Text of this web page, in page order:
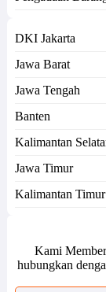
DKI Jakarta
Jawa Barat
Jawa Tengah
Banten
Kalimantan
Jawa Timur
Kalimantan Timur
Kami
hubungkan